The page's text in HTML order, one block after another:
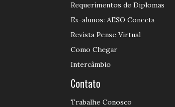
Requerimentos de Diplomas
Ex-alunos: AESO Conecta
Revista Pense Virtual
Como Chegar
Intercâmbio
Contato
Trabalhe Conosco